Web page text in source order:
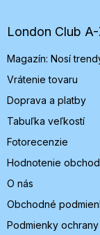
e
London Club
Magazín: Nosí
Vrátenie tovaru
Doprava a platby
Tabuľka veľkostí
Fotorecenzie
Hodnotenie
O nás
Obchodné
Podmienky